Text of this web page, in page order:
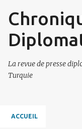
La revue de presse
Turquie
ACCUEIL